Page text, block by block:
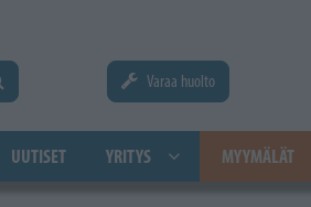
Varaa huolto
UUTISET YRITYS MYYMÄLÄT